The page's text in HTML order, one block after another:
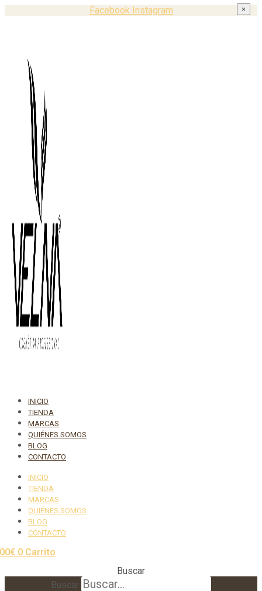
Facebook Instagram
INICIO
TIENDA
MARCAS
QUIÉNES SOMOS
BLOG
CONTACTO
INICIO
TIENDA
MARCAS
QUIÉNES SOMOS
BLOG
CONTACTO
€ 0 Carrito
Buscar
Buscar
×